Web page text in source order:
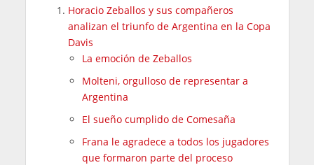
Horacio Zeballos y sus compañeros
analizan el triunfo de Argentina en la Copa
Davis
La emoción de Zeballos
Molteni, orgulloso de representar a
Argentina
El sueño cumplido de Comesaña
Frana le agradece a todos los jugadores
que formaron parte del proceso